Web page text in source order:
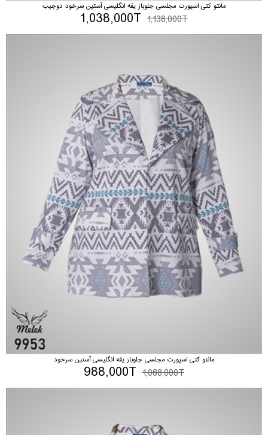
مانتو کتی اسپورت مجلسی جلوباز یقه انگلیسی آستین سرخود دوجیب
1,138,000T
1,038,000T
مانتو کتی اسپورت مجلسی جلوباز یقه انگلیسی آستین سرخود
1,088,000T
988,000T